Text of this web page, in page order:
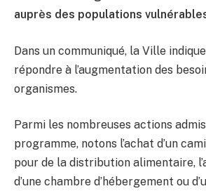
auprès des populations
Dans un communiqué, la Ville
répondre à l’augmentation des
organismes.
Parmi les nombreuses actions
programme, notons l’achat d’un
pour de la distribution alimentaire,
d’une chambre d’hébergement ou